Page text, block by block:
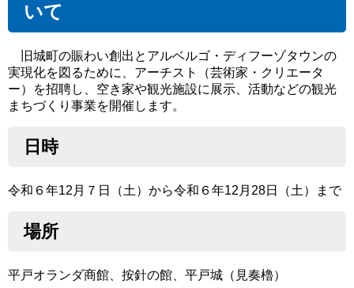
いて
旧城町の賑わい創出とアルベルゴ・ディフーゾタウンの
実現化を図るために、アーチスト（芸術家・クリエータ
ー）を招聘し、空き家や観光施設に展示、活動などの観光
まちづくり事業を開催します。
日時
令和６年12月７日（土）から令和６年12月28日（土）まで
場所
平戸オランダ商館、按針の館、平戸城（見奏櫓）